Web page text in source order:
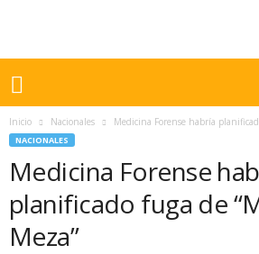
Inicio Nacionales Medicina Forense habría
NACIONALES
Medicina Forense
planificado fuga de
Meza”